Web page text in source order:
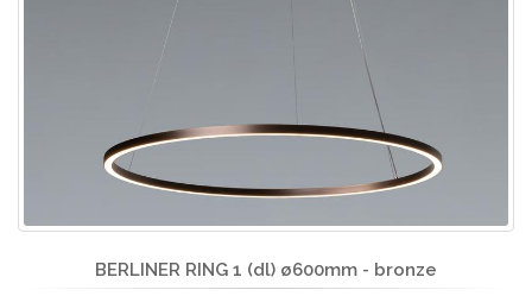
BERLINER RING 1 (dl) ø600mm - bronze